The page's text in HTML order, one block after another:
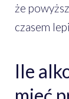
że
czasem
Ile